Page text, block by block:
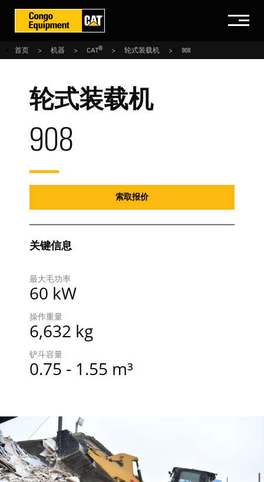
首页 机器 CAT® 轮式装载机 908
轮式装载机
908
索取报价
关键信息
最大毛功率
60 kW
操作重量
6,632 kg
铲斗容量
0.75 - 1.55 m³